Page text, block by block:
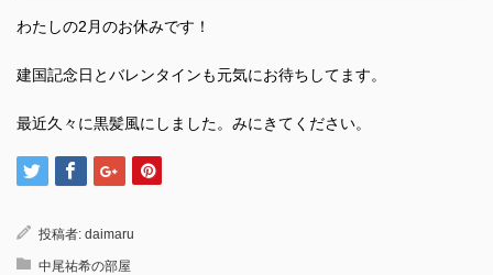
わたしの2月のお休みです！
建国記念日とバレンタインも元気にお待ちしてます。
最近久々に黒髪風にしました。みにきてください。
投稿者: daimaru
中尾祐希の部屋